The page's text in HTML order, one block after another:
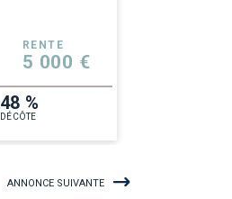
RENTE
5 000 €
48 %
DÉCÔTE
ANNONCE SUIVANTE